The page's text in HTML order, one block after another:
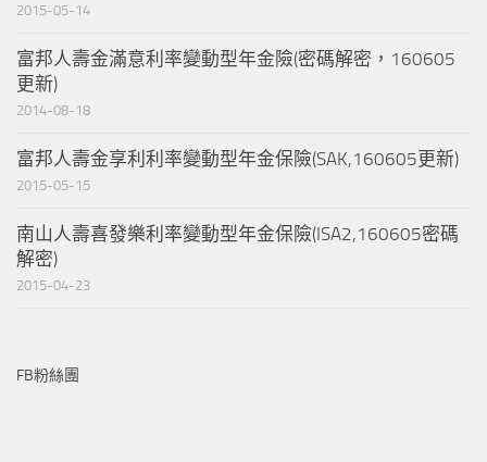
2015-05-14
富邦人壽金滿意利率變動型年金險(密碼解密，160605
更新)
2014-08-18
富邦人壽金享利利率變動型年金保險(SAK,160605更新)
2015-05-15
南山人壽喜發樂利率變動型年金保險(ISA2,160605密碼
解密)
2015-04-23
FB粉絲團